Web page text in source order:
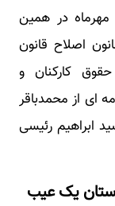
در همین
اصلاح قانون
حقوق کارکنان و
۱۶ آبان در نامه ای از محمدباقر
ابراهیم رئیسی
یک عیب